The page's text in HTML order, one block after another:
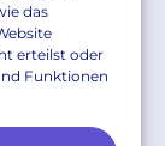
das
erteilst oder
Funktionen
KI-